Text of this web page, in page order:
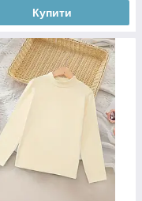
Купити